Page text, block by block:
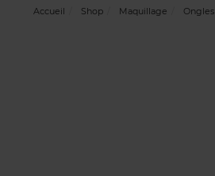
Accueil Shop Maquillage Ongles